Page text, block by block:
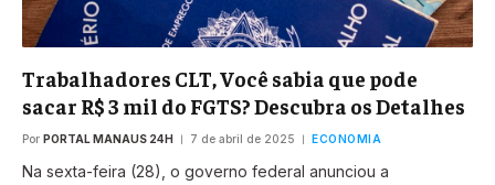
Trabalhadores CLT, Você sabia que pode
sacar R$ 3 mil do FGTS? Descubra os Detalhes
Por PORTAL MANAUS 24H 7 de abril de 2025 ECONOMIA
Na sexta-feira (28), o governo federal anunciou a